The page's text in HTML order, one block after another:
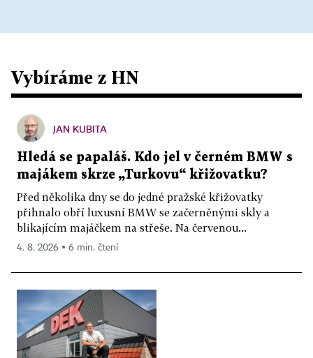
Vybíráme z HN
JAN KUBITA
Hledá se papaláš. Kdo jel v černém BMW s
majákem skrze „Turkovu“ křižovatku?
Před několika dny se do jedné pražské křižovatky
přihnalo obří luxusní BMW se začerněnými skly a
blikajícím majáčkem na střeše. Na červenou...
4. 8. 2026 ▪ 6 min. čtení